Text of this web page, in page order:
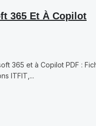
365 Et À Copilot
365 et à Copilot PDF :
ITFIT,...